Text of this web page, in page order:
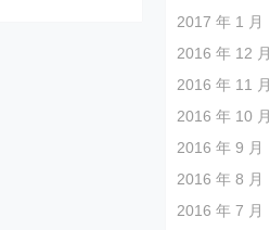
2017 年 1 月
2016 年 12 月
2016 年 11 月
2016 年 10 月
2016 年 9 月
2016 年 8 月
2016 年 7 月